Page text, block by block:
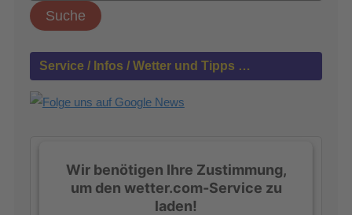
c
h
n
c
Service / Infos / Wetter und Tipps …
Wir benötigen Ihre Zustimmung,
um den wetter.com-Service zu
laden!